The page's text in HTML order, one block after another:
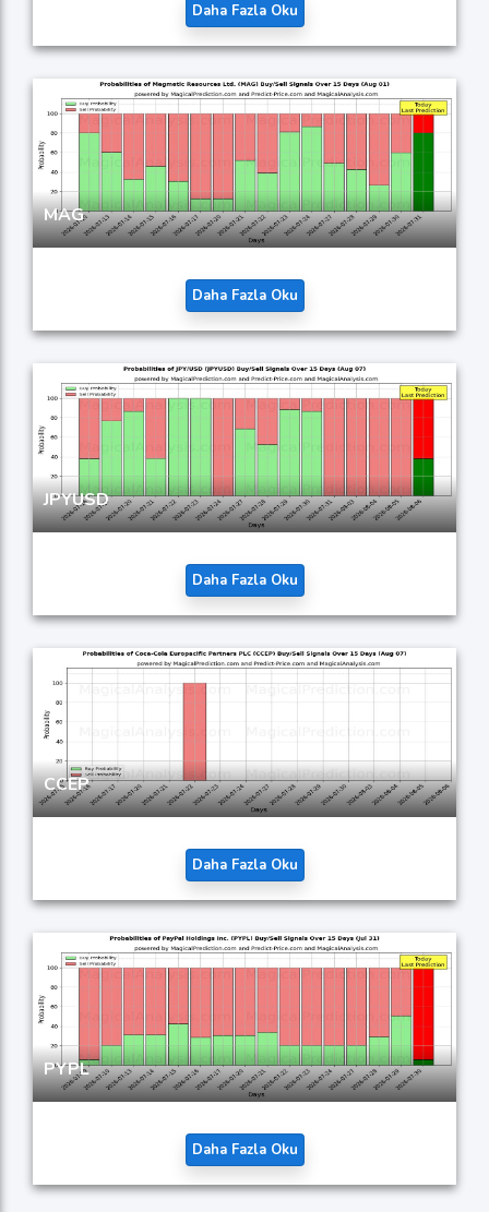
Daha Fazla Oku
MAG
Daha Fazla Oku
JPYUSD
Daha Fazla Oku
CCEP
Daha Fazla Oku
PYPL
Daha Fazla Oku